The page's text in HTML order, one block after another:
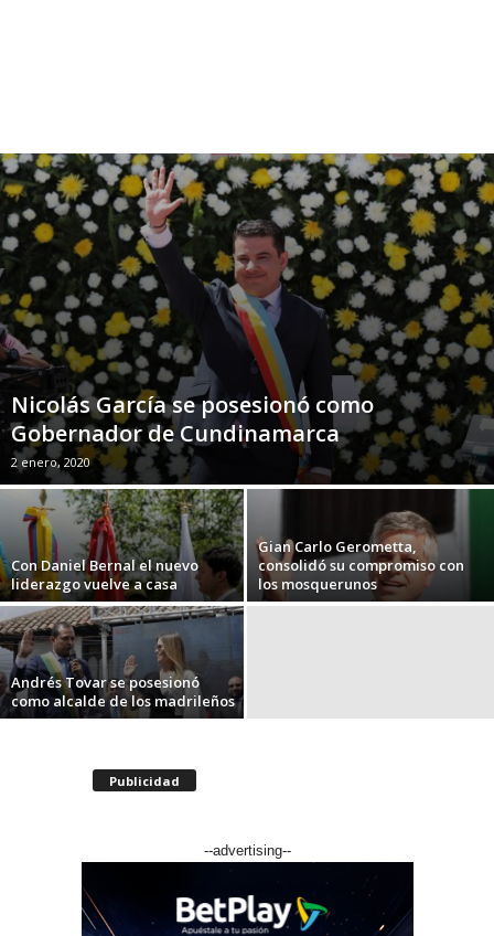
Nicolás García se posesionó como
Gobernador de Cundinamarca
2 enero, 2020
Con Daniel Bernal el nuevo
liderazgo vuelve a casa
Gian Carlo Gerometta,
consolidó su compromiso con
los mosquerunos
Andrés Tovar se posesionó
como alcalde de los madrileños
Publicidad
--advertising--